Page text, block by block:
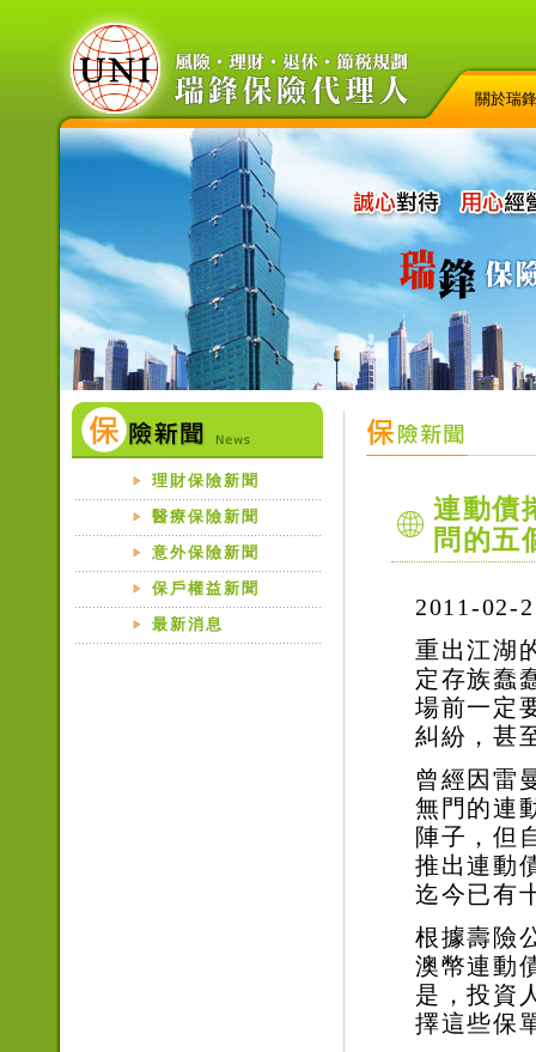
關於瑞鋒
理財保險新聞
醫療保險新聞
意外保險新聞
保戶權益新聞
最新消息
連動債
問的五
2011-02-
重出江湖
定存族蠢
場前一定
糾紛，甚
曾經因雷
無門的連
陣子，但
推出連動
迄今已有
根據壽險
澳幣連動
是，投資
擇這些保